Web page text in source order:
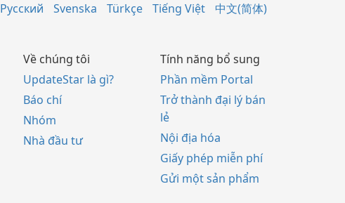
Русский Svenska Türkçe Tiếng Việt
中文(简体)
Về chúng tôi
UpdateStar là gì?
Báo chí
Nhóm
Nhà đầu tư
Tính năng bổ sung
Phần mềm Portal
Trở thành đại lý bán
lẻ
Nội địa hóa
Giấy phép miễn phí
Gửi một sản phẩm